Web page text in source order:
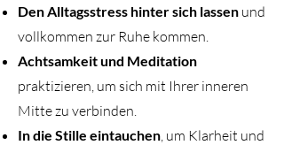
Den Alltagsstress hinter sich lassen und
vollkommen zur Ruhe kommen.
Achtsamkeit und Meditation
praktizieren, um sich mit Ihrer inneren
Mitte zu verbinden.
In die Stille eintauchen, um Klarheit und